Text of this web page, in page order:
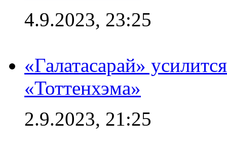
4.9.2023, 23:25
«Галатасарай»
«Тоттенхэма»
2.9.2023, 21:25